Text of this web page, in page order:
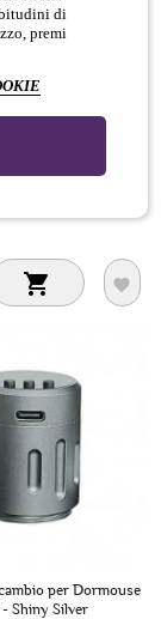
- Shader -
 
per Dormouse
Shiny Silver
di
premi